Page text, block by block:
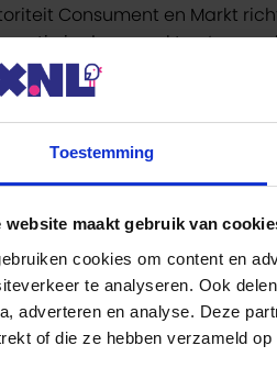
Toestemming
website maakt gebruik van
cookies om content en
te analyseren. Ook
adverteren en analyse. Deze
of die ze hebben verzameld
Consument en Markt
in deze markten ‘nog
te nemen en overstappen
natuurlijk in het voordeel van
is geschreven door